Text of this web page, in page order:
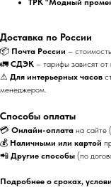
ТРК "Модный
Доставка по России
📦 Почта России –
🚛 СДЭК – тарифы зависят от
⚠ Для интерьерных часов
менеджером.
Способы оплаты
💳 Онлайн-оплата на сайте
💰 Наличными или картой
📲 Другие способы (по
Подробнее о сроках,